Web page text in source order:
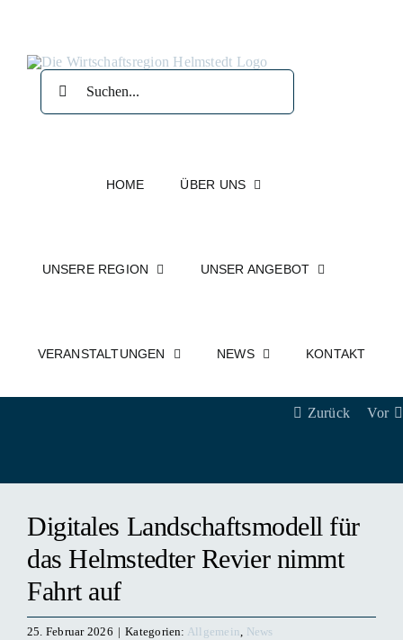
springen
HOME ÜBER UNS
UNSERE REGION UNSER ANGEBOT
VERANSTALTUNGEN NEWS KONTAKT
Zurück Vor
Digitales Landschaftsmodell für
das Helmstedter Revier nimmt
Fahrt auf
25. Februar 2026 | Kategorien: Allgemein, News